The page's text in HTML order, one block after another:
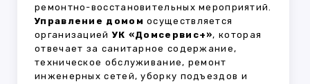
ремонтно-восстановительных мероприятий.
Управление домом осуществляется
организациейУК «Домсервис+», которая
отвечает за санитарное содержание,
техническое обслуживание, ремонт
инженерных сетей, уборку подъездов и